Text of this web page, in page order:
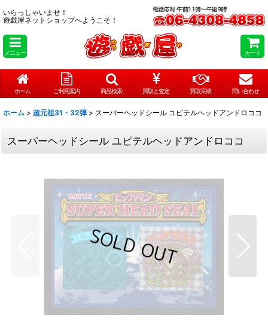
いらっしゃいませ！
遊戯屋ネットショップへようこそ！
メニュー カート
ホーム ご利用案内 商品検索 買取と査定 買取実績 問い合わせ
ホーム > 超元祖31・32弾 > スーパーヘッドシール ユピテルヘッドアンドロココ
スーパーヘッドシール ユピテルヘッドアンドロココ